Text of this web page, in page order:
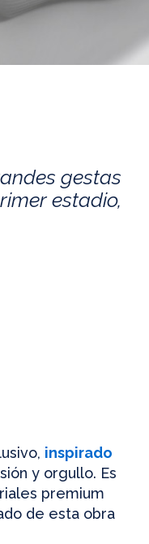
gestas
estadio,
inspirado
y orgullo. Es
premium
de esta obra